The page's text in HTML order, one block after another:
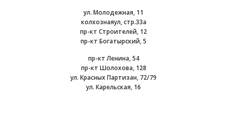
ул. Молодежная, 11
колхознаяул, стр.33а
пр-кт Строителей, 12
пр-кт Богатырский, 5
пр-кт Ленина, 54
пр-кт Шолохова, 128
ул. Красных Партизан, 72/79
ул. Карельская, 16